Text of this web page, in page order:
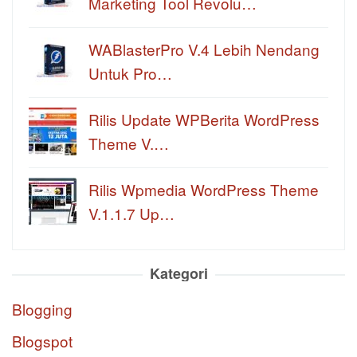
WABlasterPro V.4 Lebih Nendang
Untuk Pro…
Rilis Update WPBerita WordPress
Theme V.…
Rilis Wpmedia WordPress Theme
V.1.1.7 Up…
Kategori
Blogging
Blogspot